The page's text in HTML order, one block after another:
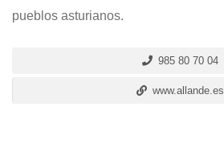
pueblos asturianos.
985 80 70 04
www.allande.es